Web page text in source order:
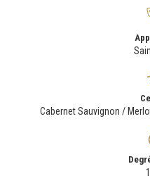
Cabernet Sauvignon /